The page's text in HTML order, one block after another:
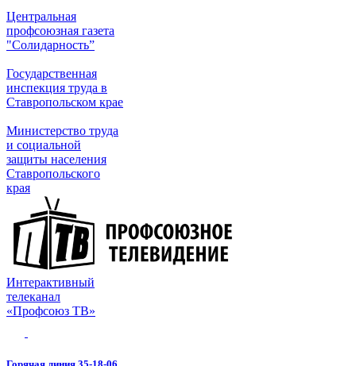
Центральная
профсоюзная газета
"Солидарность”
Государственная
инспекция труда в
Ставропольском крае
Министерство труда
и социальной
защиты населения
Ставропольского
края
Интерактивный
телеканал
«Профсоюз ТВ»